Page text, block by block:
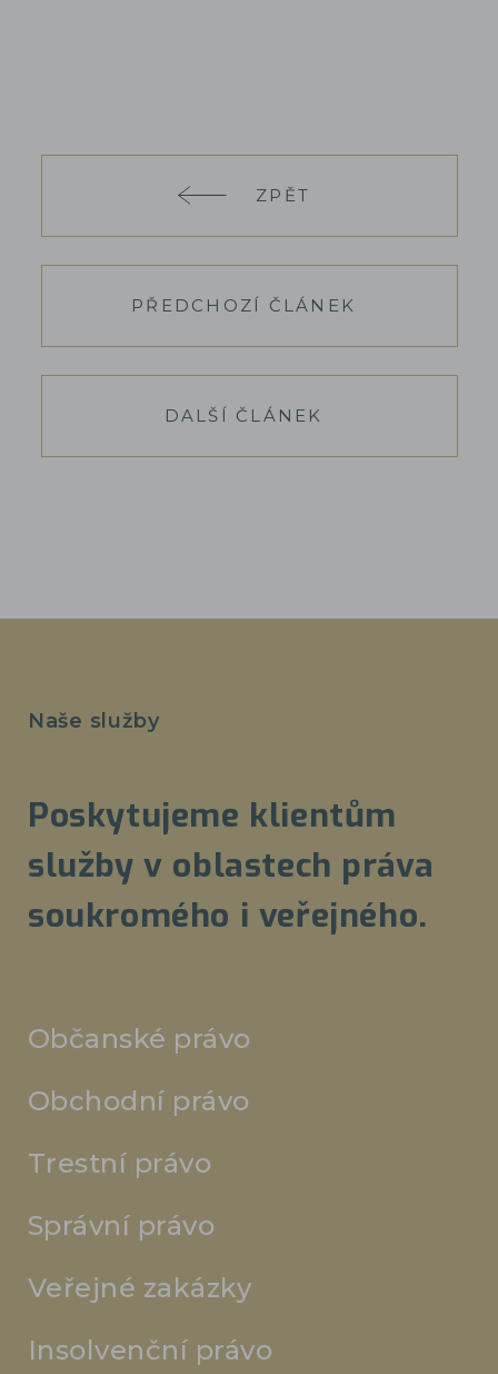
ZPĚT
PŘEDCHOZÍ ČLÁNEK
DALŠÍ ČLÁNEK
Naše služby
Poskytujeme klientům
služby v oblastech práva
soukromého i veřejného.
Občanské právo
Obchodní právo
Trestní právo
Správní právo
Veřejné zakázky
Insolvenční právo